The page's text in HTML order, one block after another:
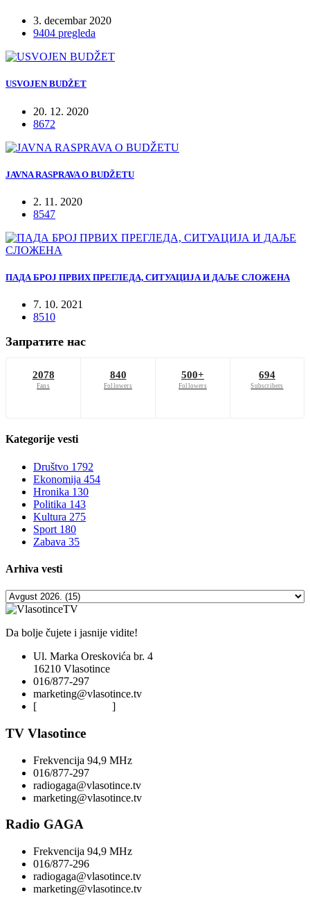
3. decembar 2020
9404 pregleda
USVOJEN BUDŽET
20. 12. 2020
8672
JAVNA RASPRAVA O BUDŽETU
2. 11. 2020
8547
ПАДА БРОЈ ПРВИХ ПРЕГЛЕДА, СИТУАЦИЈА И ДАЉЕ СЛОЖЕНА
7. 10. 2021
8510
Запратите нас
2078
Fans
840
Followers
500+
Followers
694
Subscribers
Kategorije vesti
Društvo 1792
Ekonomija 454
Hronika 130
Politika 143
Kultura 275
Sport 180
Zabava 35
Arhiva vesti
Da bolje čujete i jasnije vidite!
Ul. Marka Oreskovića br. 4
16210 Vlasotince
016/877-297
marketing@vlasotince.tv
[
]
TV Vlasotince
Frekvencija 94,9 MHz
016/877-297
radiogaga@vlasotince.tv
marketing@vlasotince.tv
Radio GAGA
Frekvencija 94,9 MHz
016/877-296
radiogaga@vlasotince.tv
marketing@vlasotince.tv